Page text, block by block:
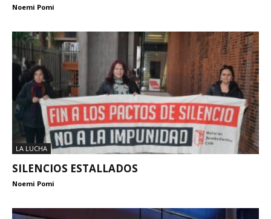
Noemi Pomi
LA LUCHA
SILENCIOS ESTALLADOS
Noemi Pomi